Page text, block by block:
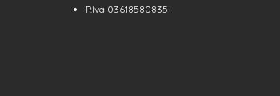
P.Iva 03618580835